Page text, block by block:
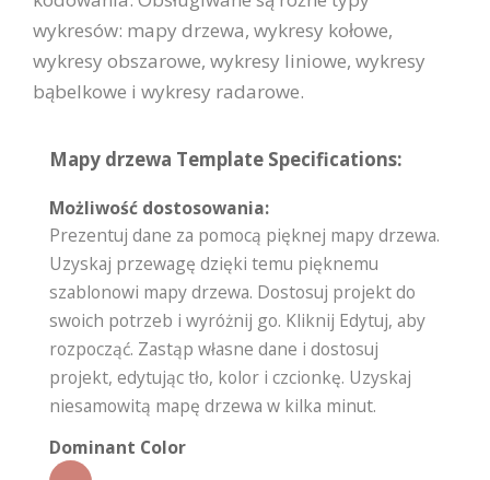
wykresów: mapy drzewa, wykresy kołowe,
wykresy obszarowe, wykresy liniowe, wykresy
bąbelkowe i wykresy radarowe.
Mapy drzewa Template Specifications:
Możliwość dostosowania:
Prezentuj dane za pomocą pięknej mapy drzewa.
Uzyskaj przewagę dzięki temu pięknemu
szablonowi mapy drzewa. Dostosuj projekt do
swoich potrzeb i wyróżnij go. Kliknij Edytuj, aby
rozpocząć. Zastąp własne dane i dostosuj
projekt, edytując tło, kolor i czcionkę. Uzyskaj
niesamowitą mapę drzewa w kilka minut.
Dominant Color